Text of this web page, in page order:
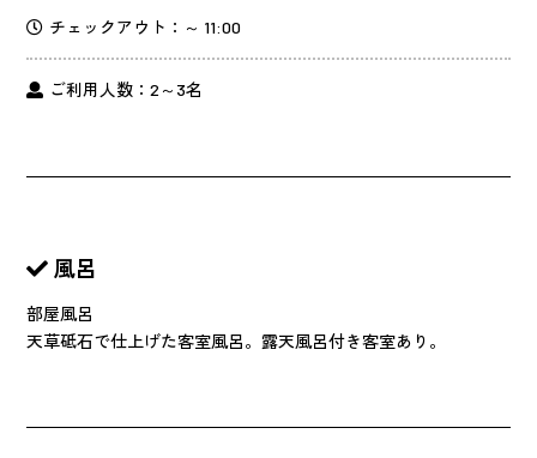
チェックアウト：～ 11:00
ご利用人数：2～3名
風呂
部屋風呂
天草砥石で仕上げた客室風呂。露天風呂付き客室あり。